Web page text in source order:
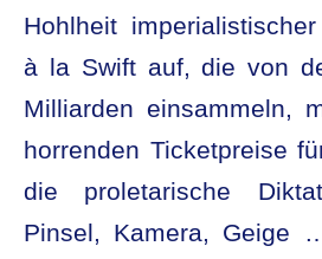
Hohlheit
à la Swift auf, die von
Milliarden einsammeln,
horrenden Ticketpreise
die proletarische
Pinsel, Kamera, Geige